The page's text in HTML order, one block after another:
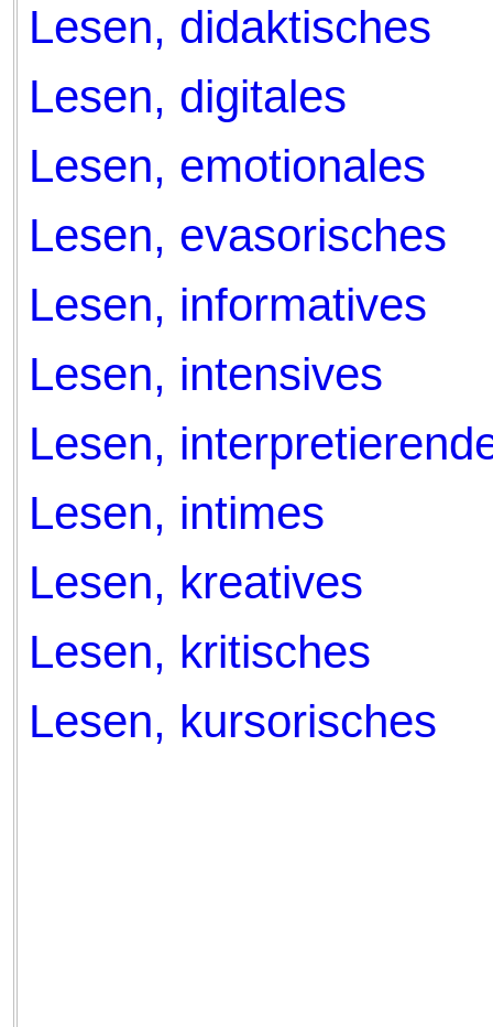
Lesen, didaktisches
Lesen, digitales
Lesen, emotionales
Lesen, evasorisches
Lesen, informatives
Lesen, intensives
Lesen,
Lesen, intimes
Lesen, kreatives
Lesen, kritisches
Lesen, kursorisches